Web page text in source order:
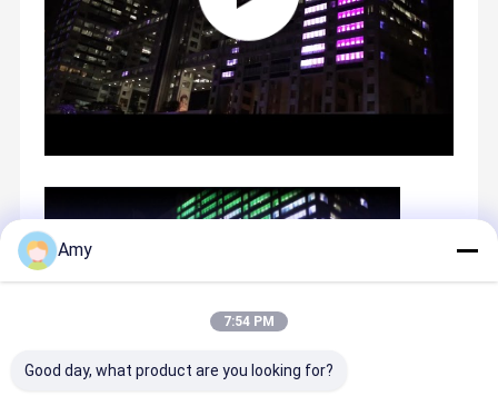
Amy
7:54 PM
Good day, what product are you looking for?